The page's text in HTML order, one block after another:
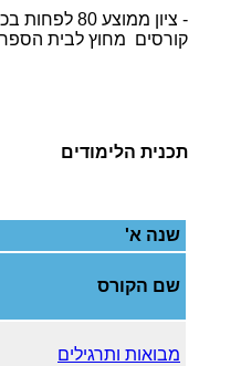
- ציון ממוצע
קורסים מחוץ לבית
תכנית הלימודים
שנה א'
שם הקורס
מבואות ותרגילים